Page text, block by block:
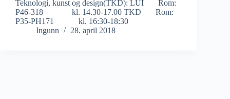
Teknologi, kunst og design(TKD): LUI Rom:
P46-318 kl. 14.30-17.00 TKD Rom:
P35-PH171 kl. 16:30-18:30
Ingunn
28. april 2018